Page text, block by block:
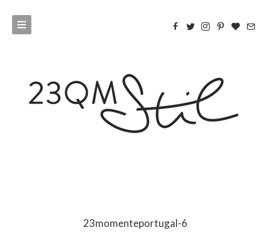
23momenteportugal-6